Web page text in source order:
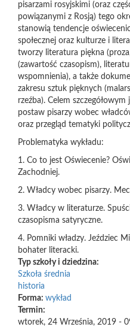
pisarzami rosyjskimi (oraz
powiązanymi z Rosją) tego
stanowią tendencje
społecznej oraz kulturze i
tworzy literatura piękna
(zawartość czasopism),
wspomnienia), a także
zakresu sztuk pięknych
rzeźba). Celem
postaw pisarzy wobec
oraz przegląd tematyki
Problematyka wykładu:
1. Co to jest Oświecenie?
Zachodniej.
2. Władcy wobec pisarzy.
3. Władcy w literaturze.
czasopisma satyryczne.
4. Pomniki władzy. Jeździec
bohater literacki.
Typ szkoły i dziedzina:
Szkoła średnia
historia
Forma: wykład
Termin:
wtorek, 24 Września, 2019 -